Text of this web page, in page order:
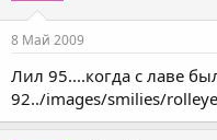
8 Май 2009
Лил 95....когда с лаве
92../images/smilies/